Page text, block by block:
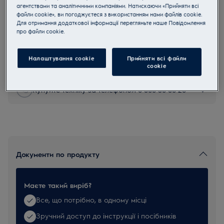
EDC02
Засіб проти накипу для парових
прасок
0 (0)
Купуйте техніку за телефоном 0 800 50 80 20
Документи по продукту
Маєте такий виріб?
Все, що потрібно, в одному місці
Зручний доступ до інструкції і посібників
агентствами та аналітичними компаніями. Натискаючи «Прийняти всі
файли cookie», ви погоджуєтеся з використанням нами файлів cookie.
Для отримання додаткової інформації перегляньте наше Пoвідомлення
прo файли cookie.
Налаштування cookie
Прийняти всі файли
сookie